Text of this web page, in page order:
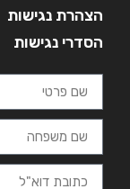
הצהרת נגישות
הסדרי נגישות